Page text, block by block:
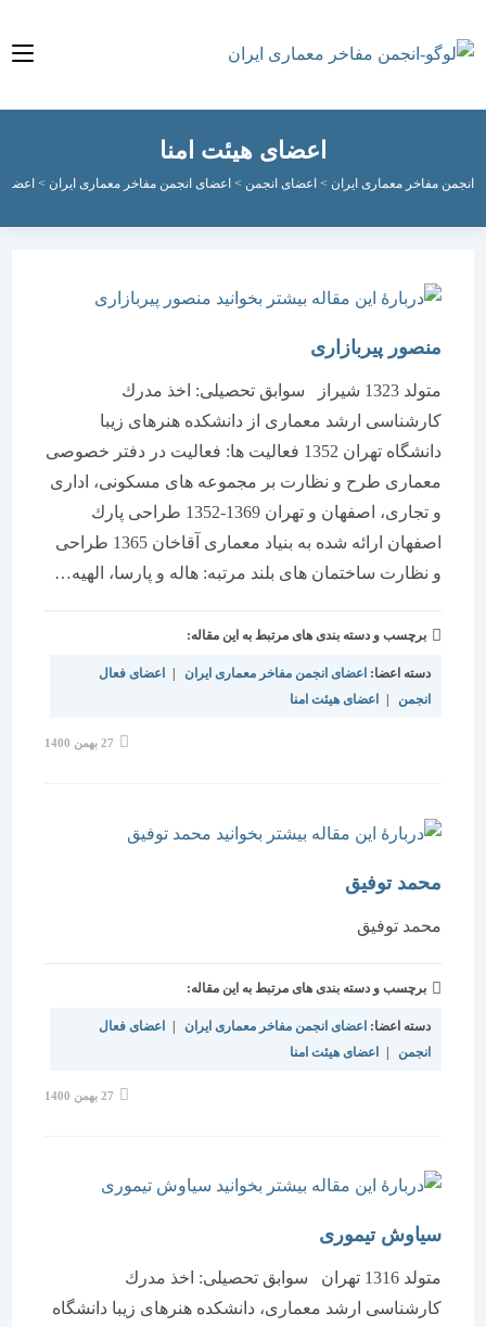
اعضای هیئت امنا
مفاخر معماری ایران > اعضای انجمن>اعضای انجمن مفاخر معماری ایران > اعضای هیئت
منصور پیربازاری
متولد 1323 شیراز سوابق تحصیلی: اخذ مدرك
كارشناسی ارشد معماری از دانشكده هنرهای زیبا
دانشگاه تهران 1352 فعالیت ها: فعالیت در دفتر خصوصی
معماری طرح و نظارت بر مجموعه های مسكونی، اداری
و تجاری، اصفهان و تهران 1369-1352 طراحی پارك
اصفهان ارائه شده به بنیاد معماری آقاخان 1365 طراحی
و نظارت ساختمان های بلند مرتبه: هاله و پارسا، الهیه…
برچسب و دسته بندی های مرتبط به این مقاله:
دسته اعضا:اعضای انجمن مفاخر معماری ایران | اعضای فعال
اعضای هیئت امنا
محمد توفیق
محمد توفیق
برچسب و دسته بندی های مرتبط به این مقاله:
دسته اعضا:اعضای انجمن مفاخر معماری ایران | اعضای فعال
| اعضای هیئت امنا
سیاوش تیموری
متولد 1316 تهران سوابق تحصیلی: اخذ مدرك
كارشناسی ارشد معماری، دانشكده هنرهای زیبا دانشگاه